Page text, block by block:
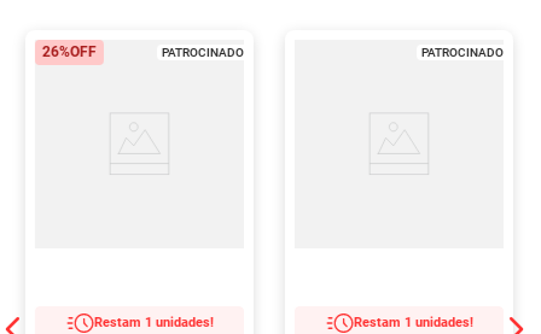
PATROCINADO
26%OFF
Restam 1 unidades!
PATROCINADO
Restam 1 unidades!